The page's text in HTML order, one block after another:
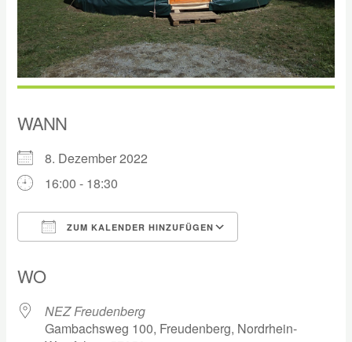
WANN
8. Dezember 2022
16:00 - 18:30
ZUM KALENDER HINZUFÜGEN
WO
NEZ Freudenberg
Gambachsweg 100, Freudenberg, Nordrhein-